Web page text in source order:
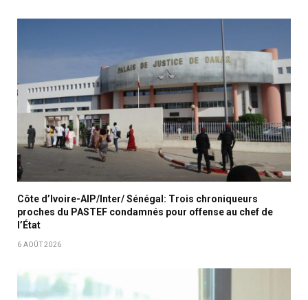
Côte d’Ivoire-AIP/Inter/ Sénégal: Trois chroniqueurs
proches du PASTEF condamnés pour offense au chef de
l’État
6 AOÛT 2026